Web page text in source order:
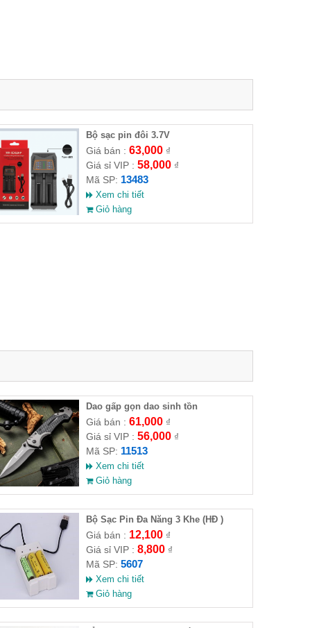
Bộ sạc pin đôi 3.7V
Giá bán : 63,000₫
Giá sỉ VIP : 58,000₫
Mã SP: 13483
Xem chi tiết
Giỏ hàng
Dao gấp gọn dao sinh tồn
Giá bán : 61,000₫
Giá sỉ VIP : 56,000₫
Mã SP: 11513
Xem chi tiết
Giỏ hàng
Bộ Sạc Pin Đa Năng 3 Khe (HĐ )
Giá bán : 12,100₫
Giá sỉ VIP : 8,800₫
Mã SP: 5607
Xem chi tiết
Giỏ hàng